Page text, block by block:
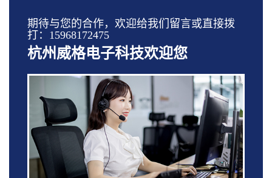
期待与您的合作，欢迎给我们留言或直接拨
打：15968172475
杭州威格电子科技欢迎您